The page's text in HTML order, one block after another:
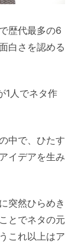
歴代最多の6
白さを認める
1人でネタ作
中で、ひたす
イデアを生み
突然ひらめき
とでネタの元
これ以上はア